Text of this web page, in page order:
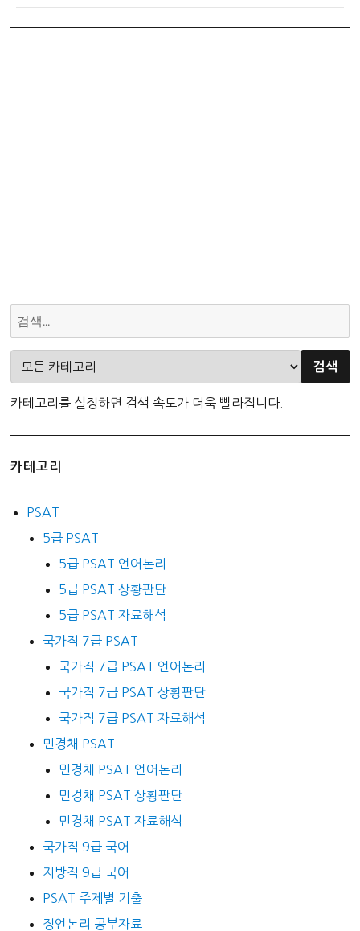
카테고리를 설정하면 검색 속도가 더욱 빨라집니다.
카테고리
PSAT
5급 PSAT
5급 PSAT 언어논리
5급 PSAT 상황판단
5급 PSAT 자료해석
국가직 7급 PSAT
국가직 7급 PSAT 언어논리
국가직 7급 PSAT 상황판단
국가직 7급 PSAT 자료해석
민경채 PSAT
민경채 PSAT 언어논리
민경채 PSAT 상황판단
민경채 PSAT 자료해석
국가직 9급 국어
지방직 9급 국어
PSAT 주제별 기출
정언논리 공부자료